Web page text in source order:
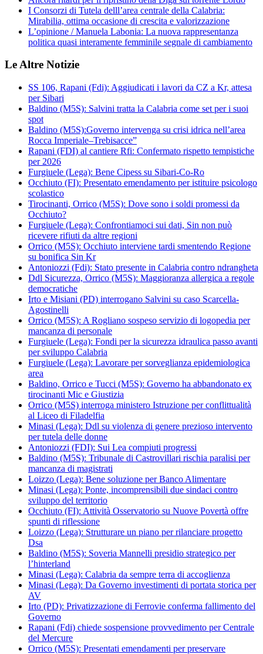
I Consorzi di Tutela delll’area centrale della Calabria:
Mirabilia, ottima occasione di crescita e valorizzazione
L’opinione / Manuela Labonia: La nuova rappresentanza
politica quasi interamente femminile segnale di cambiamento
Le Altre Notizie
SS 106, Rapani (Fdi): Aggiudicati i lavori da CZ a Kr, attesa
per Sibari
Baldino (M5S): Salvini tratta la Calabria come set per i suoi
spot
Baldino (M5S):Governo intervenga su crisi idrica nell’area
Rocca Imperiale–Trebisacce”
Rapani (FDI) al cantiere Rfi: Confermato rispetto tempistiche
per 2026
Furgiuele (Lega): Bene Cipess su Sibari-Co-Ro
Occhiuto (FI): Presentato emendamento per istituire psicologo
scolastico
Tirocinanti, Orrico (M5S): Dove sono i soldi promessi da
Occhiuto?
Furgiuele (Lega): Confrontiamoci sui dati, Sin non può
ricevere rifiuti da altre regioni
Orrico (M5S): Occhiuto interviene tardi smentendo Regione
su bonifica Sin Kr
Antoniozzi (Fdi): Stato presente in Calabria contro ndrangheta
Ddl Sicurezza, Orrico (M5S): Maggioranza allergica a regole
democratiche
Irto e Misiani (PD) interrogano Salvini su caso Scarcella-
Agostinelli
Orrico (M5S): A Rogliano sospeso servizio di logopedia per
mancanza di personale
Furgiuele (Lega): Fondi per la sicurezza idraulica passo avanti
per sviluppo Calabria
Furgiuele (Lega): Lavorare per sorveglianza epidemiologica
area
Baldino, Orrico e Tucci (M5S): Governo ha abbandonato ex
tirocinanti Mic e Giustizia
Orrico (M5S) interroga ministero Istruzione per conflittualità
al Liceo di Filadelfia
Minasi (Lega): Ddl su violenza di genere prezioso intervento
per tutela delle donne
Antoniozzi (FDI): Sui Lea compiuti progressi
Baldino (M5S): Tribunale di Castrovillari rischia paralisi per
mancanza di magistrati
Loizzo (Lega): Bene soluzione per Banco Alimentare
Minasi (Lega): Ponte, incomprensibili due sindaci contro
sviluppo del territorio
Occhiuto (FI): Attività Osservatorio su Nuove Povertà offre
spunti di riflessione
Loizzo (Lega): Strutturare un piano per rilanciare progetto
Dsa
Baldino (M5S): Soveria Mannelli presidio strategico per
l’hinterland
Minasi (Lega): Calabria da sempre terra di accoglienza
Minasi (Lega): Da Governo investimenti di portata storica per
AV
Irto (PD): Privatizzazione di Ferrovie conferma fallimento del
Governo
Rapani (Fdi) chiede sospensione provvedimento per Centrale
del Mercure
Orrico (M5S): Presentati emendamenti per preservare